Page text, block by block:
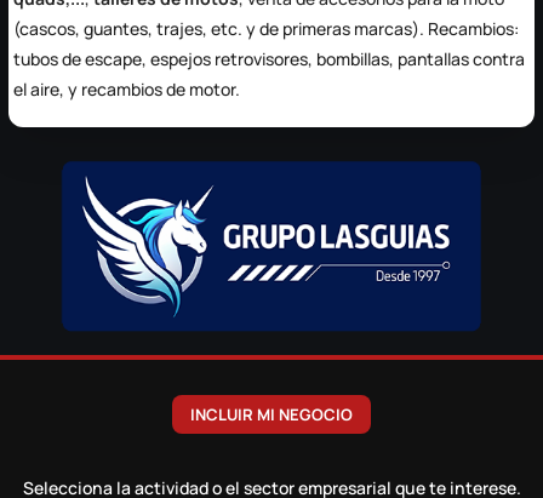
(cascos, guantes, trajes, etc. y de primeras marcas). Recambios:
tubos de escape, espejos retrovisores, bombillas, pantallas contra
el aire, y recambios de motor.
INCLUIR MI NEGOCIO
Selecciona la actividad o el sector empresarial que te interese.